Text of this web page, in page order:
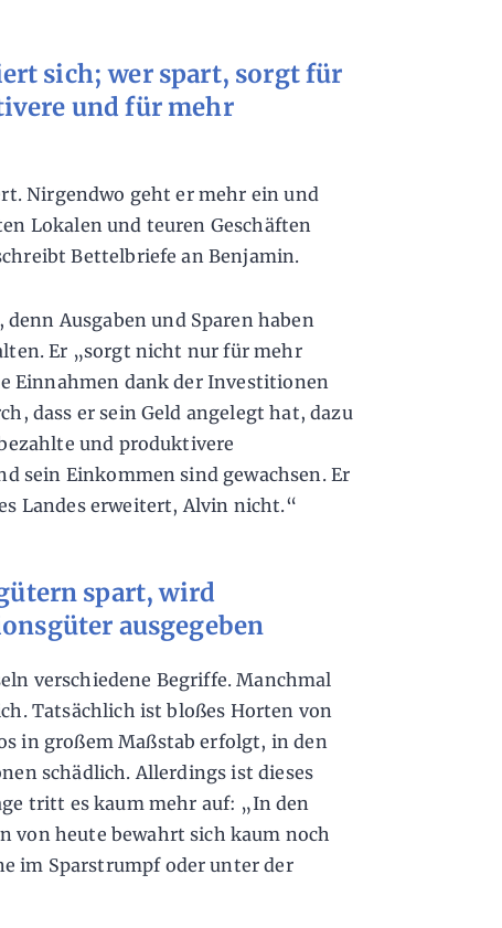
sich; wer spart, sorgt für
und für mehr
Nirgendwo geht er mehr ein und
Lokalen und teuren Geschäften
Bettelbriefe an Benjamin.
Ausgaben und Sparen haben
Er „sorgt nicht nur für mehr
Einnahmen dank der Investitionen
dass er sein Geld angelegt hat, dazu
und produktivere
sein Einkommen sind gewachsen. Er
Landes erweitert, Alvin nicht.“
spart, wird
ausgegeben
verschiedene Begriffe. Manchmal
Tatsächlich ist bloßes Horten von
in großem Maßstab erfolgt, in den
schädlich. Allerdings ist dieses
tritt es kaum mehr auf: „In den
von heute bewahrt sich kaum noch
im Sparstrumpf oder unter der